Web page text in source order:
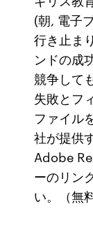
(朝, 電子
行き止ま
ンドの成
競争して
失敗とフ
ファイル
社が提供
Adobe
ーのリン
い。（無